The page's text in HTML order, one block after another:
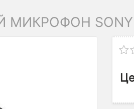
SONY